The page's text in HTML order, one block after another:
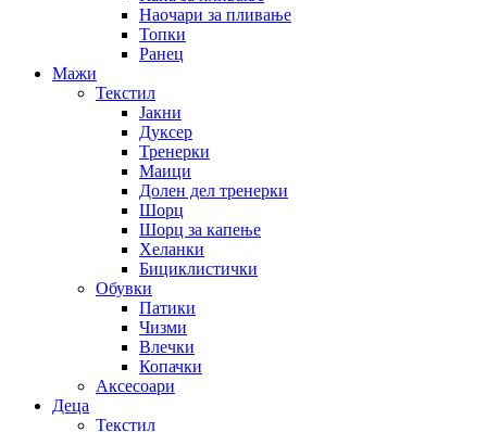
Наочари за пливање
Топки
Ранец
Мажи
Текстил
Јакни
Дуксер
Тренерки
Маици
Долен дел тренерки
Шорц
Шорц за капење
Хеланки
Бициклистички
Обувки
Патики
Чизми
Влечки
Копачки
Аксесоари
Деца
Текстил